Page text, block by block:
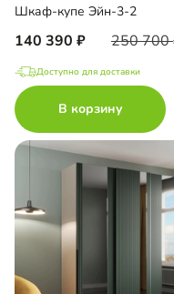
Шкаф-купе Эйн-3-2
140 390 250 700
Доступно для доставки
В корзину